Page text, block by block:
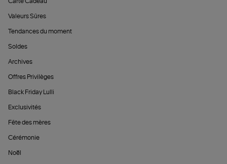
Valeurs Sûres
Tendances du moment
Soldes
Archives
Offres Privilèges
Black Friday Lulli
Exclusivités
Fête des mères
Cérémonie
Noël